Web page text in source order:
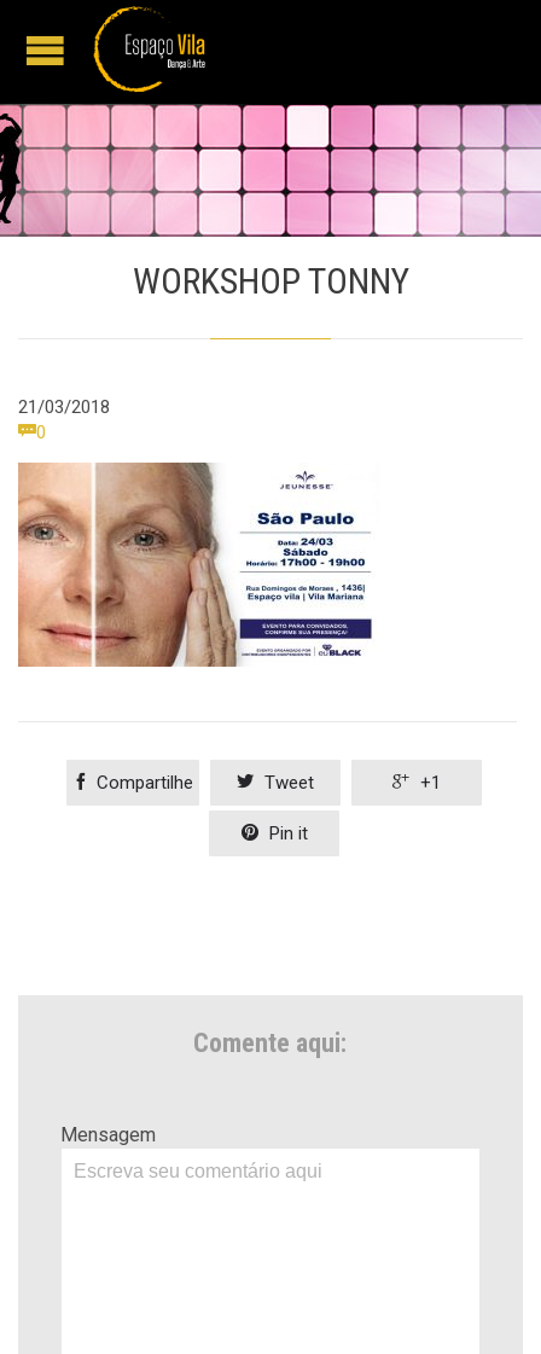
WORKSHOP TONNY
21/03/2018
0
 Compartilhe  Tweet  +1
 Pin it
Comente aqui:
Mensagem